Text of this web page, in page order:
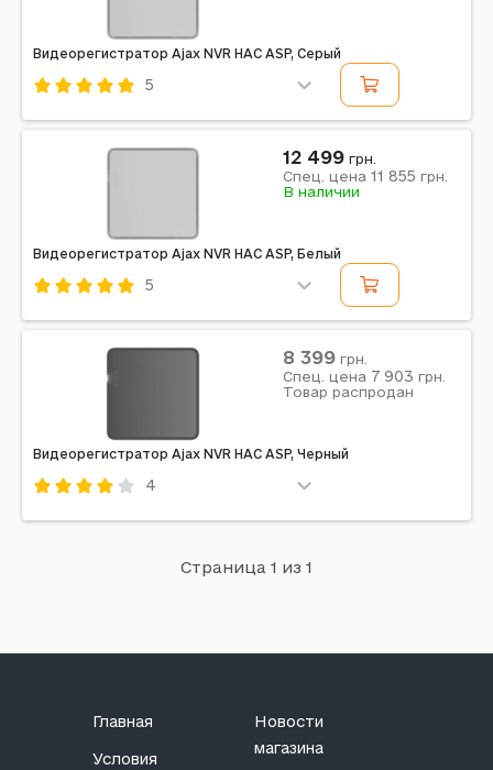
Видеорегистратор Ajax NVR HAC ASP, Серый
5
Серый
Примечание: 8ch, 8EU
Видеорегистратор Ajax NVR HAC ASP, Белый
5
Белый
Примечание: 16ch
12 499 грн.
Спец. цена 11 855 грн.
В наличии
Видеорегистратор Ajax NVR HAC ASP, Черный
4
Примечание: 8ch, 8EU
8 399 грн.
Спец. цена 7 903 грн.
Товар распродан
Страница 1 из 1
Главная
Условия
Новости
магазина